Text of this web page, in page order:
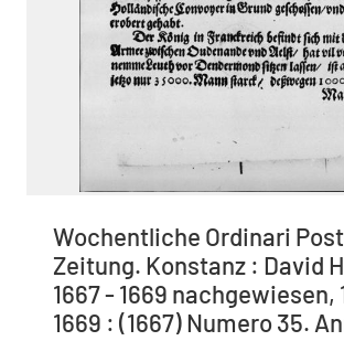
Wochentliche Ordinari
Zeitung. Konstanz : David
1667 - 1669 nachgewiesen,
1669 : (1667) Numero 35.